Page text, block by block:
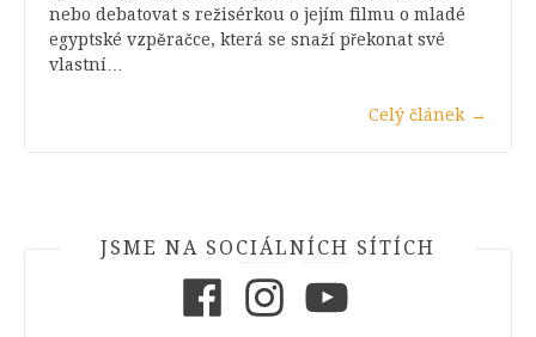
nebo debatovat s režisérkou o jejím filmu o mladé
egyptské vzpěračce, která se snaží překonat své
vlastní…
Celý článek →
JSME NA SOCIÁLNÍCH SÍTÍCH